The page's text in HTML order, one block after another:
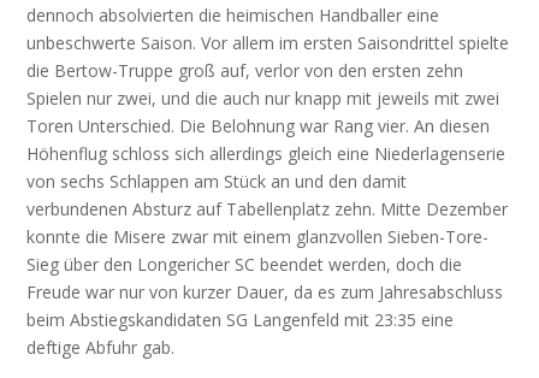
dennoch absolvierten die heimischen Handballer eine
unbeschwerte Saison. Vor allem im ersten Saisondrittel spielte
die Bertow-Truppe groß auf, verlor von den ersten zehn
Spielen nur zwei, und die auch nur knapp mit jeweils mit zwei
Toren Unterschied. Die Belohnung war Rang vier. An diesen
Höhenflug schloss sich allerdings gleich eine Niederlagenserie
von sechs Schlappen am Stück an und den damit
verbundenen Absturz auf Tabellenplatz zehn. Mitte Dezember
konnte die Misere zwar mit einem glanzvollen Sieben-Tore-
Sieg über den Longericher SC beendet werden, doch die
Freude war nur von kurzer Dauer, da es zum Jahresabschluss
beim Abstiegskandidaten SG Langenfeld mit 23:35 eine
deftige Abfuhr gab.